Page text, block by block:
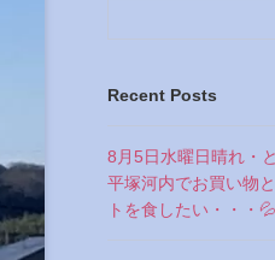
Recent Posts
8月5日水曜日晴れ・
平塚河内でお買い物
トを食したい・・・💦